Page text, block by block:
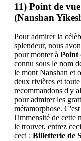
11) Point de
(Nanshan
Pour admirer la
splendeur, nous
pour monter à Point
connu sous le nom
le mont Nanshan et
deux rivières et
recommandons d'y
pour admirer les
métamorphose.
l'immensité de cette
le trouver, entrez
ceci : Billetterie de